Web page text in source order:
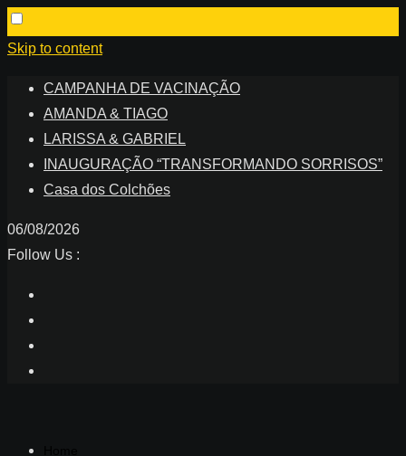
Skip to content
CAMPANHA DE VACINAÇÃO
AMANDA & TIAGO
LARISSA & GABRIEL
INAUGURAÇÃO “TRANSFORMANDO SORRISOS”
Casa dos Colchões
06/08/2026
Follow Us :